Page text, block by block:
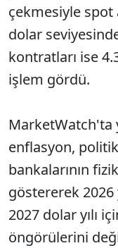
çekmesiyle spot
dolar
kontratları ise
işlem gördü.
MarketWatch'ta
enflasyon,
bankalarının
göstererek 2026
2027 dolar yılı
öngörülerini